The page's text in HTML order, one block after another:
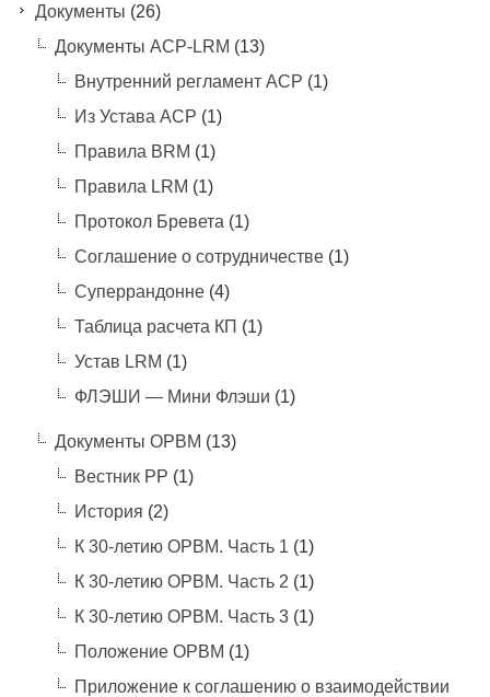
Документы (26)
Документы ACP-LRM (13)
Внутренний регламент АСР (1)
Из Устава АСР (1)
Правила BRM (1)
Правила LRM (1)
Протокол Бревета (1)
Соглашение о сотрудничестве(1)
Суперрандонне(4)
Таблица расчета КП (1)
Устав LRM (1)
ФЛЭШИ — Мини Флэши (1)
Документы ОРВМ (13)
Вестник РР (1)
История (2)
К 30-летию ОРВМ. Часть 1 (1)
К 30-летию ОРВМ. Часть 2 (1)
К 30-летию ОРВМ. Часть 3(1)
Положение ОРВМ (1)
Приложение к соглашению о взаимодействии